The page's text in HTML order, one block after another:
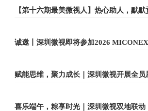
【第十六期最美微视人】热心助人，默
诚邀丨深圳微视即将参加2026
赋能思维，聚力成长｜深圳微视开展全员
喜乐端午，粽享时光｜深圳微视双地联动